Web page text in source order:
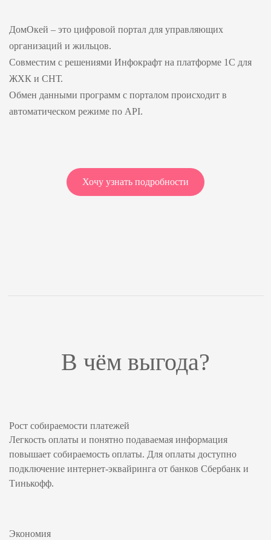
ДомОкей – это цифровой портал для управляющих
организаций и жильцов.
Совместим с решениями Инфокрафт на платформе 1С для
ЖХК и СНТ.
Обмен данными программ с порталом происходит в
автоматическом режиме по API.
Хочу узнать подробности
В чём выгода?
Рост собираемости платежей
Легкость оплаты и понятно подаваемая информация
повышает собираемость оплаты. Для оплаты доступно
подключение интернет-эквайринга от банков Сбербанк и
Тинькофф.
Экономия